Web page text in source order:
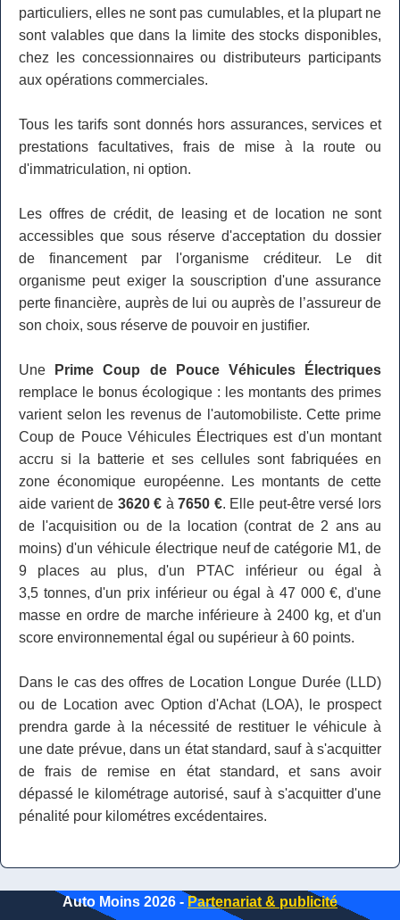
particuliers, elles ne sont pas cumulables, et la plupart ne
sont valables que dans la limite des stocks disponibles,
chez les concessionnaires ou distributeurs participants
aux opérations commerciales.
Tous les tarifs sont donnés hors assurances, services et
prestations facultatives, frais de mise à la route ou
d'immatriculation, ni option.
Les offres de crédit, de leasing et de location ne sont
accessibles que sous réserve d'acceptation du dossier
de financement par l'organisme créditeur. Le dit
organisme peut exiger la souscription d'une assurance
perte financière, auprès de lui ou auprès de l’assureur de
son choix, sous réserve de pouvoir en justifier.
Une
Prime Coup de Pouce Véhicules Électriques
remplace le bonus écologique : les montants des primes
varient selon les revenus de l'automobiliste. Cette prime
Coup de Pouce Véhicules Électriques est d'un montant
accru si la batterie et ses cellules sont fabriquées en
zone économique européenne. Les montants de cette
aide varient de 3620 € à7650 €. Elle peut-être versé lors
de l'acquisition ou de la location (contrat de 2 ans au
moins) d'un véhicule électrique neuf de catégorie M1, de
9 places au plus, d'un PTAC inférieur ou égal à
3,5 tonnes, d'un prix inférieur ou égal à 47 000 €, d'une
masse en ordre de marche inférieure à 2400 kg, et d'un
score environnemental égal ou supérieur à 60 points.
Dans le cas des offres de Location Longue Durée (LLD)
ou de Location avec Option d'Achat (LOA), le prospect
prendra garde à la nécessité de restituer le véhicule à
une date prévue, dans un état standard, sauf à s'acquitter
de frais de remise en état standard, et sans avoir
dépassé le kilométrage autorisé, sauf à s'acquitter d'une
pénalité pour kilométres excédentaires.
Auto Moins 2026 - Partenariat & publicité